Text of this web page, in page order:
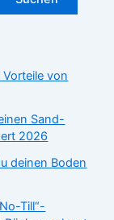
von
Sand-
2026
deinen Boden
Till“-